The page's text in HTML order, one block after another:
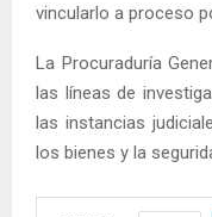
vincularlo a proceso
La Procuraduría
las líneas de
las instancias
los bienes y la